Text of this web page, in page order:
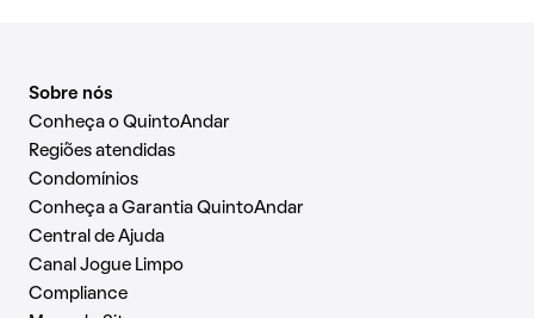
Sobre nós
Conheça o QuintoAndar
Regiões atendidas
Condomínios
Conheça a Garantia QuintoAndar
Central de Ajuda
Canal Jogue Limpo
Compliance